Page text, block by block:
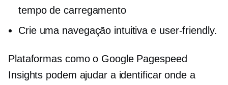
tempo de carregamento
Crie uma navegação intuitiva e user-friendly.
Plataformas como o Google Pagespeed
Insights podem ajudar a identificar onde a